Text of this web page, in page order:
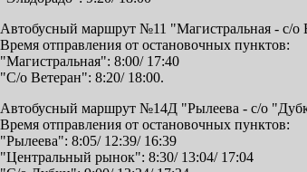
Автобусный маршрут №11 "Магистральная - с/о
Время отправления от остановочных пунктов:
"Магистральная": 8:00/ 17:40
"С/о Ветеран": 8:20/ 18:00.
Автобусный маршрут №14Д "Рылеева - с/о
Время отправления от остановочных пунктов:
"Рылеева": 8:05/ 12:39/ 16:39
"Центральный рынок": 8:30/ 13:04/ 17:04